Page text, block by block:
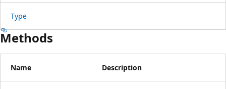
Type
Methods
Name Description